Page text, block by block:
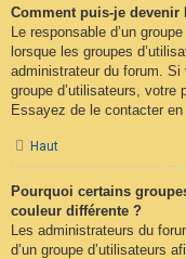
Comment puis-je devenir
Le responsable d’un
lorsque les groupes
administrateur du forum. Si
groupe d’utilisateurs, votre
Essayez de le contacter
Haut
Pourquoi certains
couleur différente ?
Les administrateurs du
d’un groupe d’utilisateurs